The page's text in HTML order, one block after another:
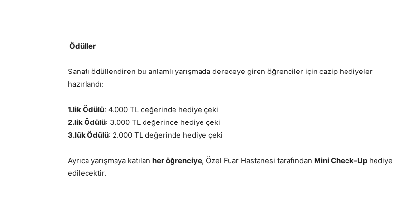
Ödüller
Sanatı ödüllendiren bu anlamlı yarışmada dereceye giren öğrenciler için cazip hediyeler
hazırlandı:
1.lik Ödülü: 4.000 TL değerinde hediye çeki
2.lik Ödülü: 3.000 TL değerinde hediye çeki
3.lük Ödülü: 2.000 TL değerinde hediye çeki
Ayrıca yarışmaya katılan her öğrenciye, Özel Fuar Hastanesi tarafından Mini Check-Up hediye
edilecektir.